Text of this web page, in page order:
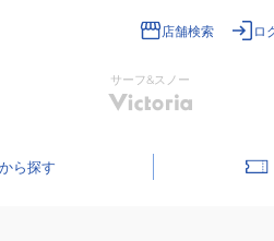
店舗検索 ロ
サーフ&スノー